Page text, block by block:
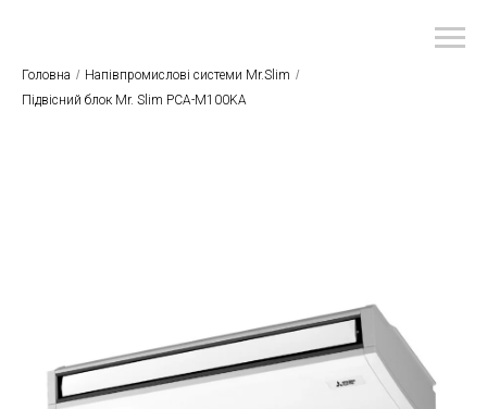
Головна / Напівпромислові системи Mr.Slim /
Підвісний блок Mr. Slim PCA-M100KA